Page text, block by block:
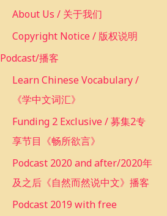
r
About Us / 关于我们
Copyright Notice / 版权说明
Podcast/播客
Learn Chinese Vocabulary /
《学中文词汇》
Funding 2 Exclusive / 募集2专
享节目《畅所欲言》
Podcast 2020 and after/2020年
及之后《自然而然说中文》播客
Podcast 2019 with free